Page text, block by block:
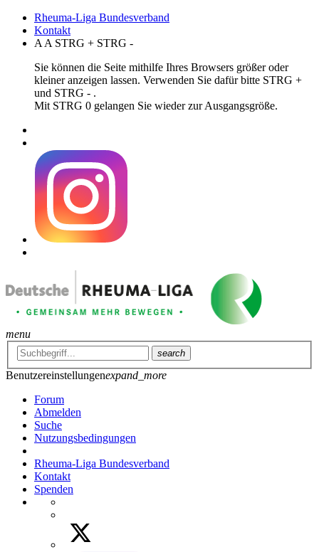
Rheuma-Liga Bundesverband
Kontakt
A A STRG + STRG -
Sie können die Seite mithilfe Ihres Browsers größer oder
kleiner anzeigen lassen. Verwenden Sie dafür bitte STRG +
und STRG - .
Mit STRG 0 gelangen Sie wieder zur Ausgangsgröße.
menu
search
Benutzereinstellungenexpand_more
Forum
Abmelden
Suche
Nutzungsbedingungen
Rheuma-Liga Bundesverband
Kontakt
Spenden